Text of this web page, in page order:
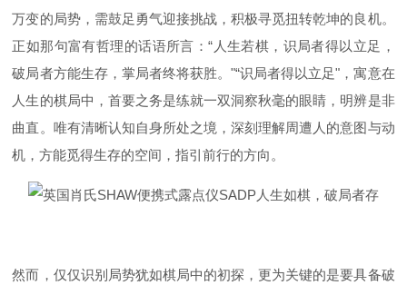
万变的局势，需鼓足勇气迎接挑战，积极寻觅扭转乾坤的良机。
正如那句富有哲理的话语所言：“人生若棋，识局者得以立足，
破局者方能生存，掌局者终将获胜。"“识局者得以立足"，寓意在
人生的棋局中，首要之务是练就一双洞察秋毫的眼睛，明辨是非
曲直。唯有清晰认知自身所处之境，深刻理解周遭人的意图与动
机，方能觅得生存的空间，指引前行的方向。
然而，仅仅识别局势犹如棋局中的初探，更为关键的是要具备破